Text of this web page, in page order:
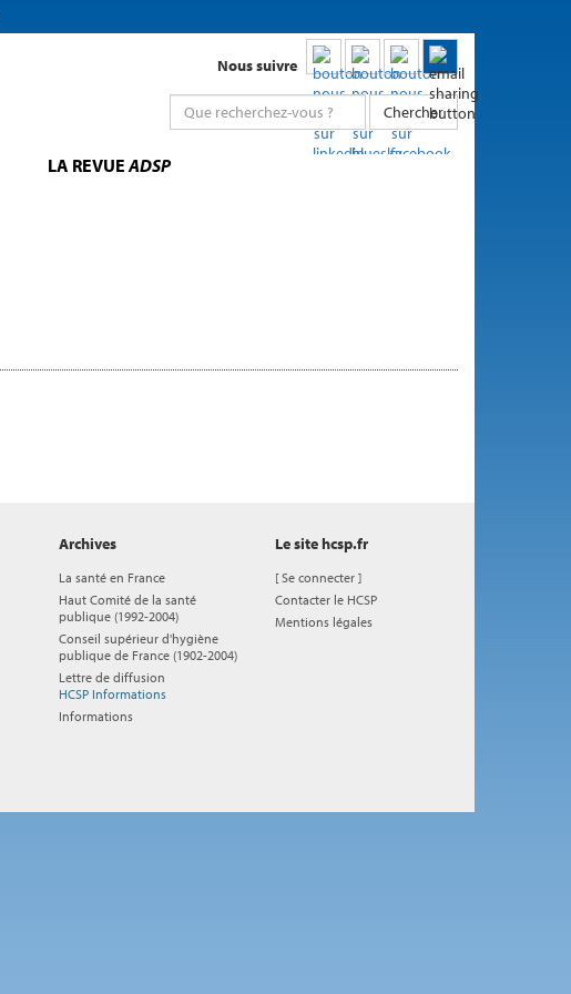
Nous suivre
Chercher
LA REVUEADSP
Archives
La santé en France
Haut Comité de la santé
publique (1992-2004)
Conseil supérieur d'hygiène
publique de France (1902-2004)
Lettre de diffusion
HCSP Informations
Informations
Le site hcsp.fr
[Se connecter ]
Contacter le HCSP
Mentions légales